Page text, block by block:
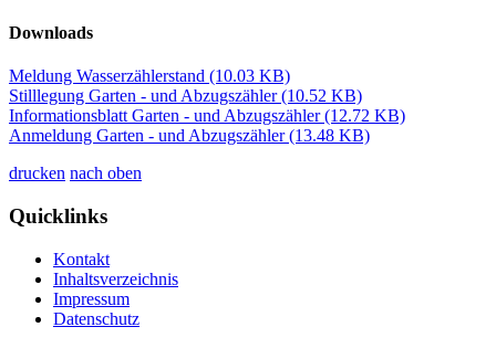
Downloads
Meldung Wasserzählerstand (10.03 KB)
Stilllegung Garten - und Abzugszähler(10.52 KB)
Informationsblatt Garten - und Abzugszähler(12.72 KB)
Anmeldung Garten - und Abzugszähler(13.48 KB)
drucken nach oben
Quicklinks
Kontakt
Inhaltsverzeichnis
Impressum
Datenschutz